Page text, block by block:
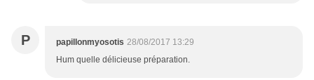
P papillonmyosotis 28/08/2017 13:29
Hum quelle délicieuse préparation.